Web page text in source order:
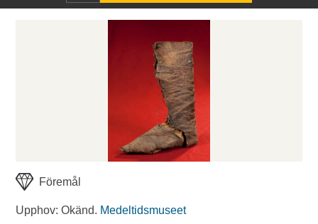
Föremål
Upphov: Okänd. Medeltidsmuseet